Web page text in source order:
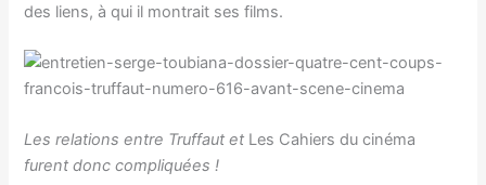
des liens, à qui il montrait ses films.
Les relations entre Truffaut et Les Cahiers du cinéma
furent donc compliquées !